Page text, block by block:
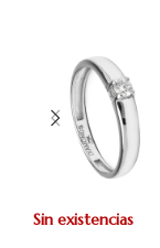
Sin existencias